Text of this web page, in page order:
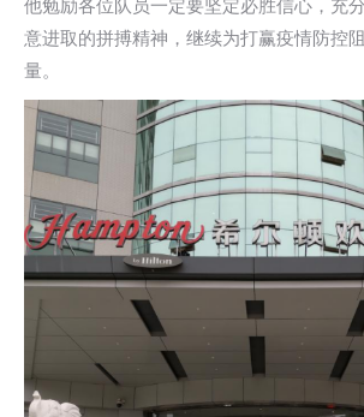
他勉励各位队员一定要坚定必胜信心，充
意进取的拼搏精神，继续为打赢疫情防控
量。